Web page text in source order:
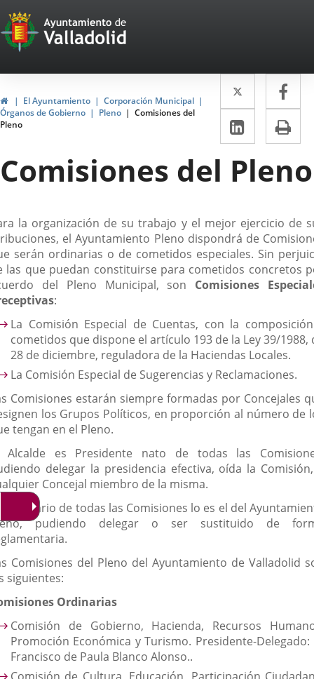
Portal
Web
del
Ayuntamiento
de
Valladolid
InicioEl Ayuntamiento
Corporación Municipal
Órganos de Gobierno
Pleno
Comisiones del
Pleno
Twitter
Enlace
a
una
externa.
a
LinkedIn
Enlace
a
una
externa.
Comisiones del Pleno
la organización de su trabajo y el mejor ejercicio de
el Ayuntamiento Pleno dispondrá de
serán ordinarias o de cometidos especiales. Sin
las que puedan constituirse para cometidos concretos
del Pleno Municipal, son Comisiones
:
La Comisión Especial de Cuentas, con la
cometidos que dispone el artículo 193 de la Ley 39/1988,
28 de diciembre, reguladora de la Haciendas Locales.
La Comisión Especial de Sugerencias y Reclamaciones.
Comisiones estarán siempre formadas por Concejales
los Grupos Políticos, en proporción al número de
tengan en el Pleno.
Alcalde es Presidente nato de todas las
delegar la presidencia efectiva, oída la
Concejal miembro de la misma.
Secretario de todas las Comisiones lo es el del
pudiendo delegar o ser sustituido de
Comisiones del Pleno del Ayuntamiento de Valladolid
siguientes:
Ordinarias
Comisión de Gobierno, Hacienda, Recursos
Promoción Económica y Turismo. Presidente-Delegado:
Francisco de Paula Blanco Alonso..